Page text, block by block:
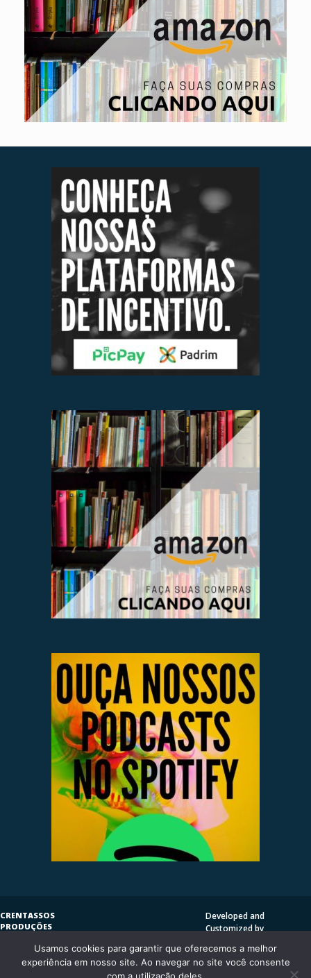
CRENTASSOS
PRODUÇÕES
COPYLEFT©2009
CRENTASSOS
CURITIBA/PR - BRASIL
Developed and
Customized by
DESIGN
UsingVantage Theme
Usamos cookies para garantir que oferecemos a melhor
experiência em nosso site. Ao navegar no site você consente